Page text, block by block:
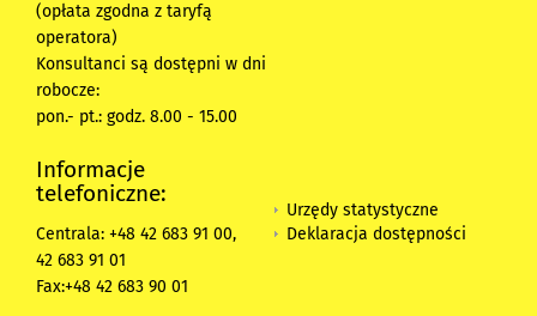
(opłata zgodna z taryfą
operatora)
Konsultanci są dostępni w dni
robocze:
pon.- pt.: godz. 8.00 - 15.00
Informacje
telefoniczne:
Centrala: +48 42 683 91 00,
42 683 91 01
Fax:+48 42 683 90 01
Urzędy statystyczne
Deklaracja dostępności